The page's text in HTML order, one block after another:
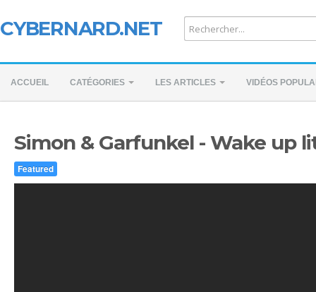
CYBERNARD.NET
ACCUEIL CATÉGORIES LES ARTICLES VIDÉOS
Simon & Garfunkel - Wake up
Featured